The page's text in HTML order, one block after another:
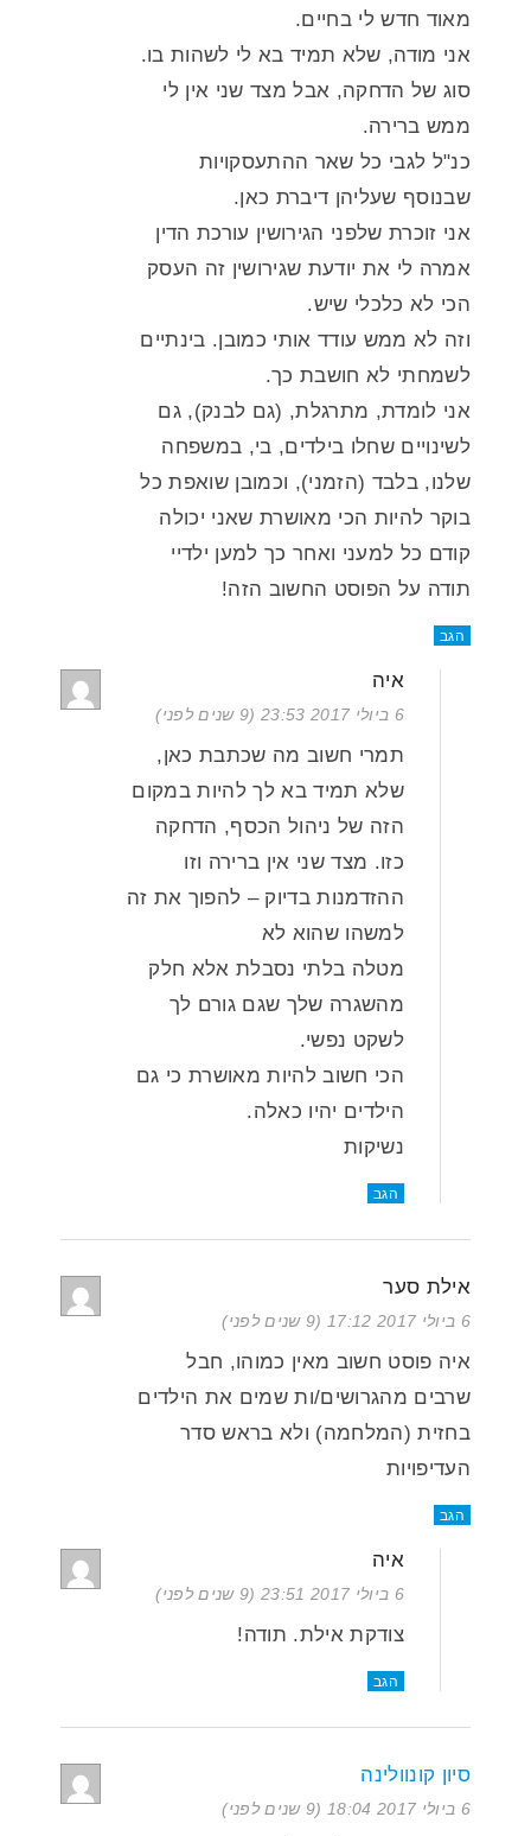
מאוד חדש לי בחיים.
אני מודה, שלא תמיד בא לי לשהות בו.
סוג של הדחקה, אבל מצד שני אין לי
ממש ברירה.
כנ"ל לגבי כל שאר ההתעסקויות
שבנוסף שעליהן דיברת כאן.
אני זוכרת שלפני הגירושין עורכת הדין
אמרה לי את יודעת שגירושין זה העסק
הכי לא כלכלי שיש.
וזה לא ממש עודד אותי כמובן. בינתיים
לשמחתי לא חושבת כך.
אני לומדת, מתרגלת, (גם לבנק), גם
לשינויים שחלו בילדים, בי, במשפחה
שלנו, בלבד (הזמני), וכמובן שואפת כל
בוקר להיות הכי מאושרת שאני יכולה
קודם כל למעני ואחר כך למען ילדיי
תודה על הפוסט החשוב הזה!
הגב
איה
6 ביולי 2017 23:53 (9 שנים לפני)
תמרי חשוב מה שכתבת כאן,
שלא תמיד בא לך להיות במקום
הזה של ניהול הכסף, הדחקה
כזו. מצד שני אין ברירה וזו
ההזדמנות בדיוק – להפוך את זה
למשהו שהוא לא
מטלה בלתי נסבלת אלא חלק
מהשגרה שלך שגם גורם לך
לשקט נפשי.
הכי חשוב להיות מאושרת כי גם
הילדים יהיו כאלה.
נשיקות
הגב
אילת סער
6 ביולי 2017 17:12 (9 שנים לפני)
איה פוסט חשוב מאין כמוהו, חבל
שרבים מהגרושים/ות שמים את הילדים
בחזית (המלחמה) ולא בראש סדר
העדיפויות
הגב
איה
6 ביולי 2017 23:51 (9 שנים לפני)
צודקת אילת. תודה!
הגב
סיון קונוולינה
6 ביולי 2017 18:04 (9 שנים לפני)